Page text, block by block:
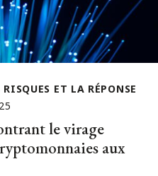
ET LA RÉPONSE
le virage
aux